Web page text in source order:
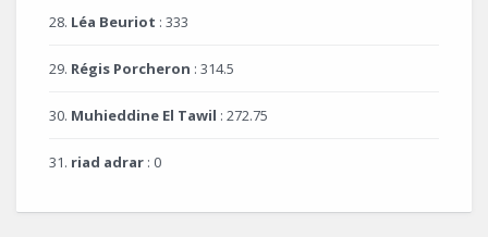
28. Léa Beuriot : 333
29. Régis Porcheron : 314.5
30. Muhieddine El Tawil : 272.75
31. riad adrar : 0